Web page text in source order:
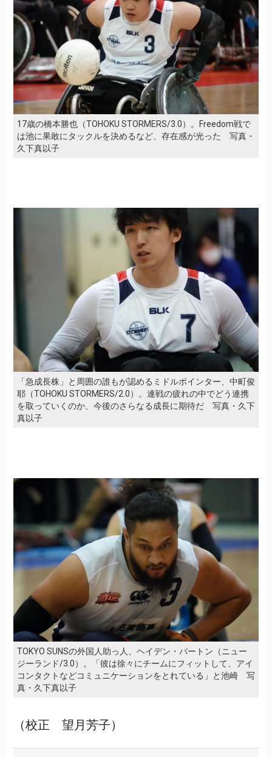
17歳の橋本勝也（TOHOKU STORMERS/3.0）。Freedom戦で
は池に果敢にタックルを決めるなど、存在感が光った 写真・
久下真以子
「急成長株」と周囲の誰もが認めるミドルポインター、中町俊
耶（TOHOKU STORMERS/2.0）。連戦の疲れの中でどう連携
を取っていくのか、今後のさらなる成長に期待だ 写真・久下
真以子
TOKYO SUNSの外国人助っ人、ヘイデン・バートン（ニュー
ジーランド/3.0）。「彼は徐々にチームにフィットして、アイ
コンタクトなどコミュニケーションをとれている」と池崎 写
真・久下真以子
（校正 望月芳子）